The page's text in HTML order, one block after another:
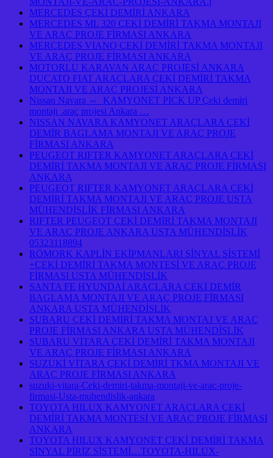
MERCEDES ÇEKİ DEMİRİ ANKARA
MERCEDES ML 320 ÇEKİ DEMİRİ TAKMA MONTAJI
VE ARAÇ PROJE FİRMASI ANKARA
MERCEDES VIANO ÇEKİ DEMİRİ TAKMA MONTAJI
VE ARAÇ PROJE FİRMASI ANKARA
MOTORLU KARAVAN ARAÇ PROJESİ ANKARA
DUCATO FIAT ARAÇLARA ÇEKİ DEMİRİ TAKMA
MONTAJI VE ARAÇ PROJESİ ANKARA
Nissan Navara ⇔ KAMYONET PICK UP Çeki demiri
montajı .araç projesi Ankara …
NISSAN NAVARA KAMYONET ARAÇLARA ÇEKİ
DEMİR BAGLAMA MONTAJI VE ARAÇ PROJE
FİRMASI ANKARA
PEUGEOT RIFTER KAMYONET ARAÇLARA ÇEKİ
DEMİRİ TAKMA MONTAJI VE ARAÇ PROJE FİRMASI
ANKARA
PEUGEOT RIFTER KAMYONET ARAÇLARA ÇEKİ
DEMİRİ TAKMA MONTAJI VE ARAÇ PROJE USTA
MÜHENDİSLİK FİRMASI ANKARA
RIFTER PEUGEOT ÇEKİ DEMİRİ TAKMA MONTAJI
VE ARAÇ PROJE ANKARA USTA MÜHENDİSLİK
05323118894
RÖMORK KAPLİN EKİPMANLARI SİNYAL SİSTEMİ
+ÇEKİ DEMİRİ TAKMA MONTESİ VE ARAÇ PROJE
FİRMASI USTA MÜHENDİSLİK
SANTA FE HYUNDAİ ARAÇLARA ÇEKİ DEMİR
BAGLAMA MONTAJI VE ARAÇ PROJE FİRMASI
ANKARA USTA MÜHENDİSLİK
SUBARU ÇEKİ DEMİRİ TAKMA MONTAJ VE ARAÇ
PROJE FİRMASI ANKARA USTA MÜHENDİSLİK
SUBARU VİTARA ÇEKİ DEMİRİ TAKMA MONTAJI
VE ARAÇ PROJE FİRMASI ANKARA
SUZUKİ VİTARA ÇEKİ DEMİRİ TKMA MONTAJI VE
ARAÇ PROJE FİRMASI ANKARA
suzuki-vitara-Ceki-demiri-takma-montaji-ve-arac-proje-
firmasi-Usta-muhendislik-ankara
TOYOTA HILUX KAMYONET ARAÇLARA ÇEKİ
DEMİRİ TAKMA MONTESİ VE ARAÇ PROJE FİRMASI
ANKARA
TOYOTA HILUX KAMYONET ÇEKİ DEMİRİ TAKMA
SİNYAL PİRİZ SİSTEMİ…TOYOTA-HILUX-